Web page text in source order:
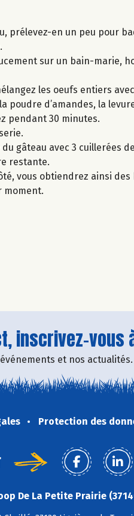
prélevez-en un peu pour
sur un bain-marie,
les oeufs entiers
poudre d’amandes, la
pendant 30 minutes.
gâteau avec 3 cuillerées
restante.
vous obtiendrez ainsi
moment.
inscrivez-vous
et nos actualités.
Protection des
De La Petite Prairie